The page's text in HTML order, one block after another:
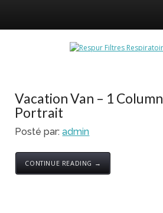
Vacation Van – 1 Column
Portrait
Posté par: admin
CONTINUE READING →